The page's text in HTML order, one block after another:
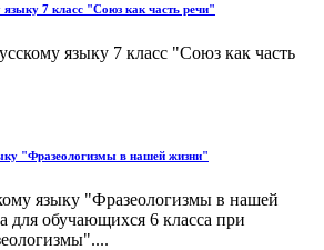
7 класс "Союз как часть речи"
языку 7 класс "Союз как часть
"Фразеологизмы в нашей жизни"
языку "Фразеологизмы в нашей
для обучающихся 6 класса при